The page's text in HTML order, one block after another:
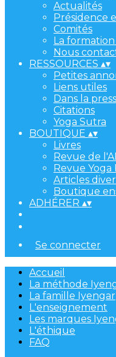
Actualités
Présidence
Comités
La
Nous
RESSOURCES ▴▾
Petites
Liens utiles
Dans la
Citations
Yoga Sutra
BOUTIQUE ▴▾
Livres
Revue de
Revue Yoga
Articles
Boutique
ADHÉRER ▴▾
Se connecter
Accueil
La méthode
La famille Iyengar
L'enseignement
Les marques
L'éthique
FAQ